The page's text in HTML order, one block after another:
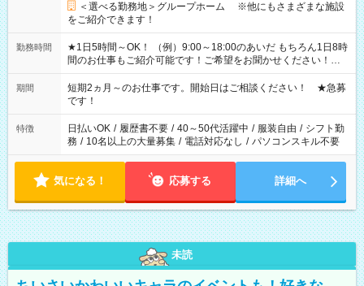
＜選べる勤務地＞グループホーム ※他にもさまざまな施設
をご紹介できます！
勤務時間
★1日5時間～OK！ （例）9:00～18:00のあいだ もちろん1日8時
間のお仕事もご紹介可能です！ご希望をお聞かせください！★
家庭の都合でお休みが必要な場合も遠慮なくご相談ください。
※週最低15時間以上の勤務が必要です
期間
短期2ヵ月～のお仕事です。開始日はご相談ください！ ★急募
です！
特徴 日払いOK / 履歴書不要 / 40～50代活躍中 / 服装自由 / シフト勤
務 / 10名以上の大量募集 / 電話対応なし / パソコンスキル不要
気になる！ 応募する 詳細へ
未読